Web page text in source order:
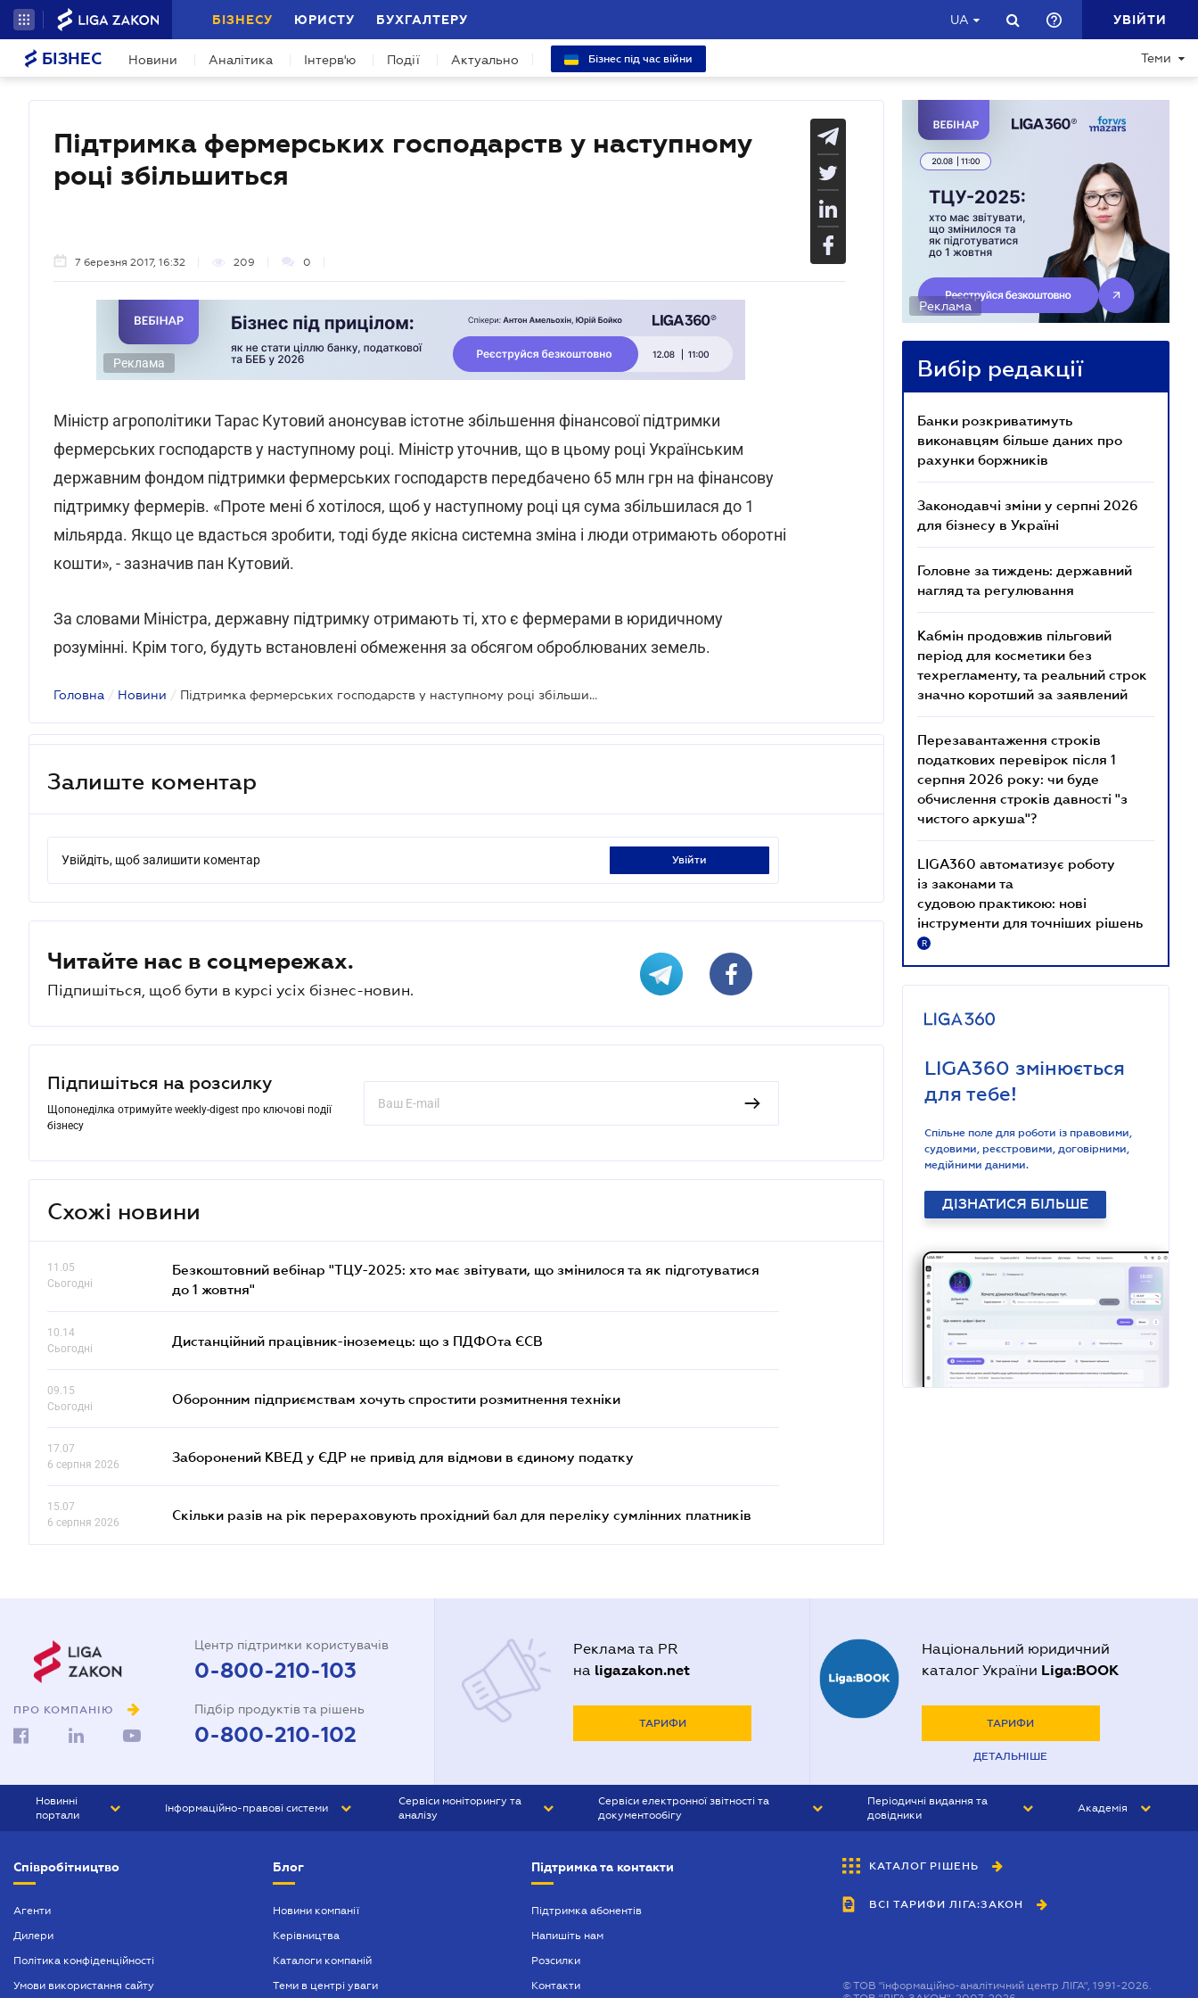
БІЗНЕСУ ЮРИСТУ БУХГАЛТЕРУ UA УВІЙТИ
БІЗНЕС Новини Аналітика Інтерв'ю Події Актуально Бізнес під час війни Теми
Підтримка фермерських господарств у наступному
році збільшиться
7 березня 2017, 16:32 209 0
Реклама
Міністр агрополітики Тарас Кутовий анонсував істотне збільшення фінансової підтримки
фермерських господарств у наступному році. Міністр уточнив, що в цьому році Українським
державним фондом підтримки фермерських господарств передбачено 65 млн грн на фінансову
підтримку фермерів. «Проте мені б хотілося, щоб у наступному році ця сума збільшилася до 1
мільярда. Якщо це вдасться зробити, тоді буде якісна системна зміна і люди отримають оборотні
кошти», - зазначив пан Кутовий.
За словами Міністра, державну підтримку отримають ті, хто є фермерами в юридичному
розумінні. Крім того, будуть встановлені обмеження за обсягом оброблюваних земель.
Головна / Новини / Підтримка фермерських господарств у наступному році збільшиться
Залиште коментар
Увійдіть, щоб залишити коментар увійти
Читайте нас в соцмережах.
Підпишіться, щоб бути в курсі усіх бізнес-новин.
Підпишіться на розсилку
Щопонеділка отримуйте weekly-digest про ключові події
бізнесу
Схожі новини
11.05
Сьогодні
Безкоштовний вебінар "ТЦУ-2025: хто має звітувати, що змінилося та як підготуватися
до 1 жовтня"
10.14
Сьогодні
Дистанційний працівник-іноземець: що з ПДФОта ЄСВ
09.15
Сьогодні
Оборонним підприємствам хочуть спростити розмитнення техніки
17.07
6 серпня 2026
Заборонений КВЕД у ЄДР не привід для відмови в єдиному податку
15.07
6 серпня 2026
Скільки разів на рік перераховують прохідний бал для переліку сумлінних платників
Реклама
Вибір редакції
Банки розкриватимуть
виконавцям більше даних про
рахунки боржників
Законодавчі зміни у серпні 2026
для бізнесу в Україні
Головне за тиждень: державний
нагляд та регулювання
Кабмін продовжив пільговий
період для косметики без
техрегламенту, та реальний строк
значно коротший за заявлений
Перезавантаження строків
податкових перевірок після 1
серпня 2026 року: чи буде
обчислення строків давності "з
чистого аркуша"?
LIGA360 автоматизує роботу
із законами та
судовою практикою: нові
інструменти для точніших рішень
R
LIGA360 змінюється
для тебе!
Спільне поле для роботи із правовими,
судовими, реєстровими, договірними,
медійними даними.
ДІЗНАТИСЯ БІЛЬШЕ
ПРО КОМПАНІЮ
Центр підтримки користувачів
0-800-210-103
Підбір продуктів та рішень
0-800-210-102
Реклама та PR
на ligazakon.net
ТАРИФИ
Національний юридичний
каталог України Liga:BOOK
ТАРИФИ
ДЕТАЛЬНІШЕ
Новинні
портали
БІЗНЕС
Інформаційно-правові системи
БУХГАЛТЕР ПРОФ
Сервіси моніторингу та
аналізу
Сервіси електронної звітності та
документообігу
Періодичні видання та
довідники
БУХГАЛТЕР&ЗАКОН
ВІСНИК МСФЗ
Академія
Співробітництво
Агенти
Дилери
Політика конфіденційності
Умови використання сайту
Блог
Новини компанії
Керівництва
Каталоги компаній
Теми в центрі уваги
Підтримка та контакти
Підтримка абонентів
Напишіть нам
Розсилки
Контакти
КАТАЛОГ РІШЕНЬ
ВСІ ТАРИФИ ЛІГА:ЗАКОН
©ТОВ "інформаційно-аналітичний центр ЛІГА", 1991-2026.